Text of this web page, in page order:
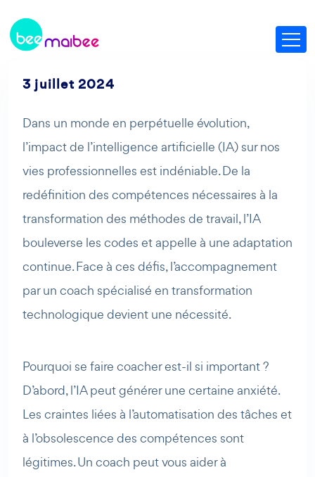
3 juillet 2024
Dans un monde en perpétuelle évolution,
l’impact de l’intelligence artificielle (IA) sur nos
vies professionnelles est indéniable. De la
redéfinition des compétences nécessaires à la
transformation des méthodes de travail, l’IA
bouleverse les codes et appelle à une adaptation
continue. Face à ces défis, l’accompagnement
par un coach spécialisé en transformation
technologique devient une nécessité.
Pourquoi se faire coacher est-il si important ?
D’abord, l’IA peut générer une certaine anxiété.
Les craintes liées à l’automatisation des tâches et
à l’obsolescence des compétences sont
légitimes. Un coach peut vous aider à
Maibee AI Agent
Bonjour ! Comment puis-je vous aider aujourd'hui ? Voulez-
prendre rendez-vous avec nous ?